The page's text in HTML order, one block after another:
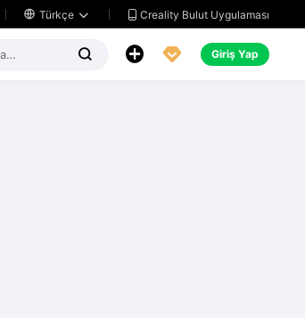
 Türkçe   Creality Bulut Uygulaması
   Giriş Yap